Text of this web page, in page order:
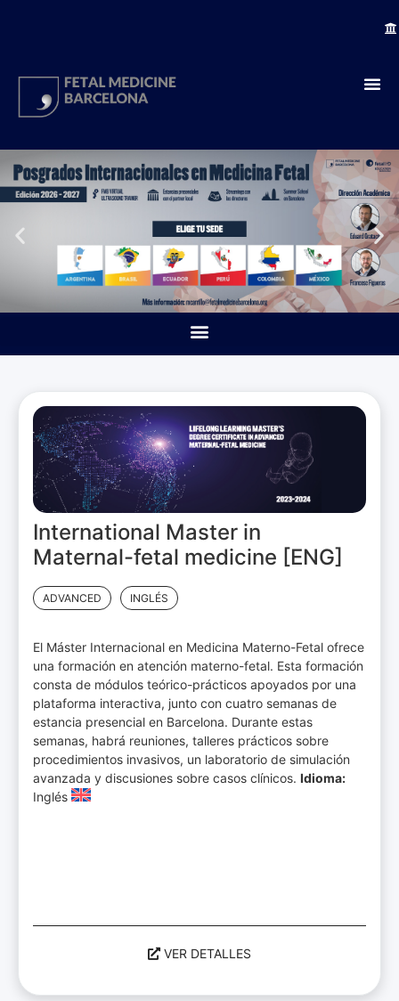
International Master in
Maternal-fetal medicine [ENG]
ADVANCED INGLÉS
El Máster Internacional en Medicina Materno-Fetal ofrece
una formación en atención materno-fetal. Esta formación
consta de módulos teórico-prácticos apoyados por una
plataforma interactiva, junto con cuatro semanas de
estancia presencial en Barcelona. Durante estas
semanas, habrá reuniones, talleres prácticos sobre
procedimientos invasivos, un laboratorio de simulación
avanzada y discusiones sobre casos clínicos. Idioma:
Inglés
VER DETALLES